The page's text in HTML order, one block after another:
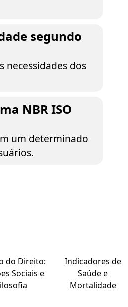
segundo
necessidades dos
NBR ISO
um determinado
do Direito:
Sociais e
Indicadores de
Saúde e
Mortalidade